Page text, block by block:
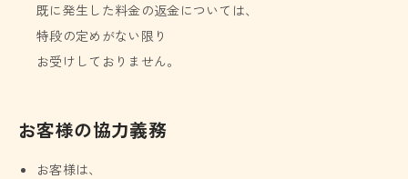
既に発生した料金の返金については、
特段の定めがない限り
お受けしておりません。
お客様の協力義務
お客様は、